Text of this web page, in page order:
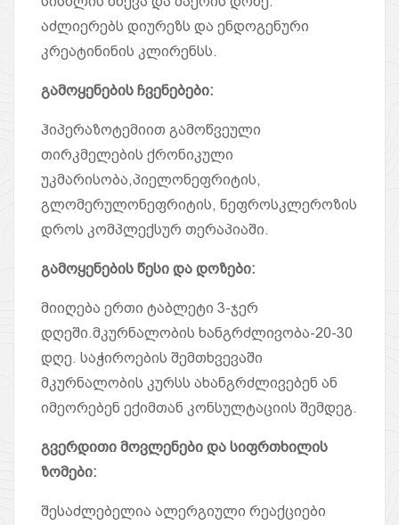
აძლიერებს დიურეზს და ენდოგენური
კრეატინინის კლირენსს.
გამოყენების ჩვენებები:
ჰიპერაზოტემიით გამოწვეული
თირკმელების ქრონიკული
უკმარისობა,პიელონეფრიტის,
გლომერულონეფრიტის, ნეფროსკლეროზის
დროს კომპლექსურ თერაპიაში.
გამოყენების წესი და დოზები:
მიიღება ერთი ტაბლეტი 3-ჯერ
დღეში.მკურნალობის ხანგრძლივობა-20-30
დღე. საჭიროების შემთხვევაში
მკურნალობის კურსს ახანგრძლივებენ ან
იმეორებენ ექიმთან კონსულტაციის შემდეგ.
გვერდითი მოვლენები და სიფრთხილის
ზომები:
შესაძლებელია ალერგიული რეაქციები